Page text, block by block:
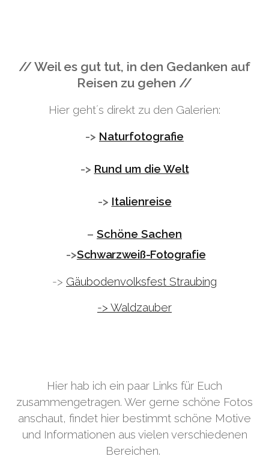
// Weil es gut tut, in den Gedanken auf
Reisen zu gehen //
Hier geht´s direkt zu den Galerien:
-> Naturfotografie
-> Rund um die Welt
-> Italienreise
– Schöne Sachen
->Schwarzweiß-Fotografie
-> Gäubodenvolksfest Straubing
-> Waldzauber
Hier hab ich ein paar Links für Euch
zusammengetragen. Wer gerne schöne Fotos
anschaut, findet hier bestimmt schöne Motive
und Informationen aus vielen verschiedenen
Bereichen.